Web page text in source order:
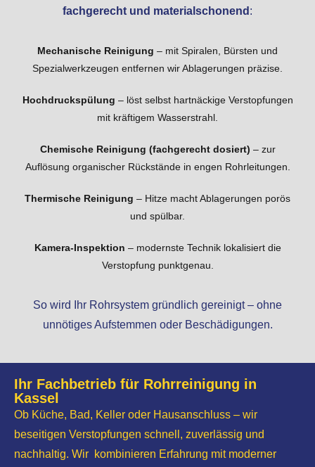
fachgerecht und materialschonend :
Mechanische Reinigung – mit Spiralen, Bürsten und
Spezialwerkzeugen entfernen wir Ablagerungen präzise.
Hochdruckspülung – löst selbst hartnäckige Verstopfungen
mit kräftigem Wasserstrahl.
Chemische Reinigung (fachgerecht dosiert) – zur
Auflösung organischer Rückstände in engen Rohrleitungen.
Thermische Reinigung – Hitze macht Ablagerungen porös
und spülbar.
Kamera-Inspektion – modernste Technik lokalisiert die
Verstopfung punktgenau.
So wird Ihr Rohrsystem gründlich gereinigt – ohne
unnötiges Aufstemmen oder Beschädigungen.
Ihr Fachbetrieb für Rohrreinigung in
Kassel
Ob Küche, Bad, Keller oder Hausanschluss – wir
beseitigen Verstopfungen schnell, zuverlässig und
nachhaltig. Wir kombinieren Erfahrung mit moderner